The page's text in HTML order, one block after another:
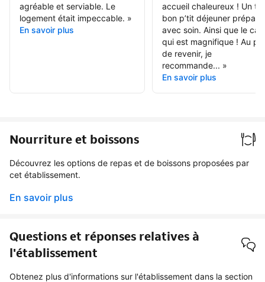
agréable et serviable. Le
logement était impeccable. »
En savoir plus
accueil chaleureux ! Un
bon p’tit déjeuner préparé
avec soin. Ainsi que le
qui est magnifique ! Au
de revenir, je
recommande... »
En savoir plus
Nourriture et boissons
Découvrez les options de repas et de boissons proposées par
cet établissement.
En savoir plus
Questions et réponses relatives à
l'établissement
Obtenez plus d'informations sur l'établissement dans la section